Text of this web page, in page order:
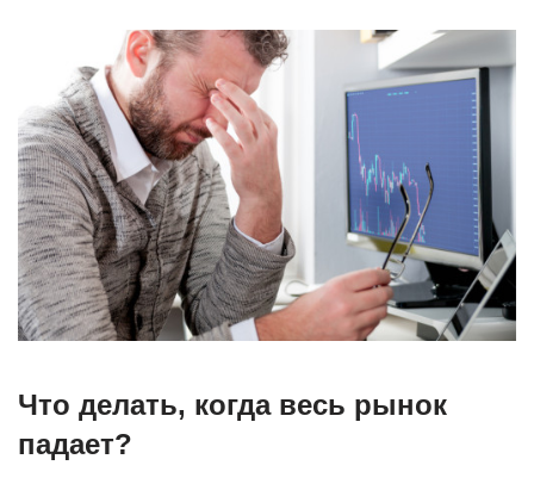
Что делать, когда весь рынок
падает?